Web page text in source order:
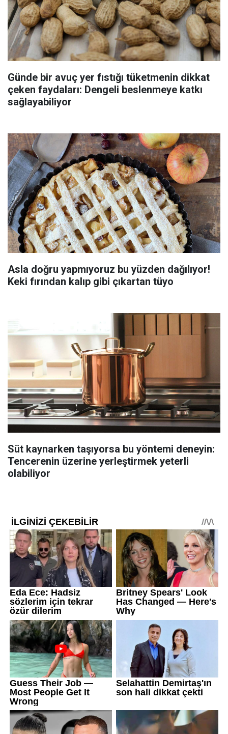
Günde bir avuç yer fıstığı tüketmenin dikkat
çeken faydaları: Dengeli beslenmeye katkı
sağlayabiliyor
Asla doğru yapmıyoruz bu yüzden dağılıyor!
Keki fırından kalıp gibi çıkartan tüyo
Süt kaynarken taşıyorsa bu yöntemi deneyin:
Tencerenin üzerine yerleştirmek yeterli
olabiliyor